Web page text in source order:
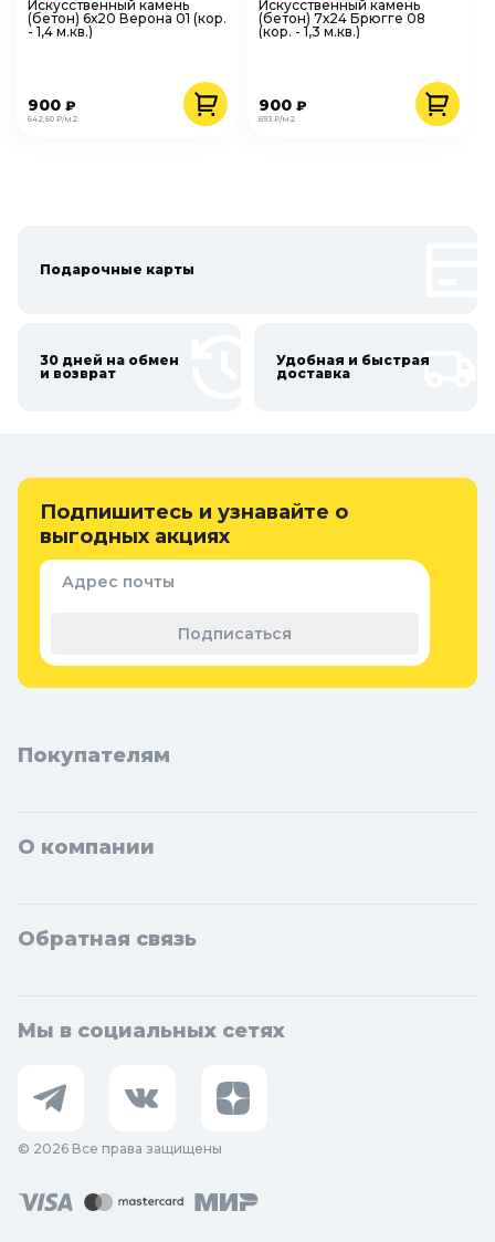
Искусственный камень
(бетон) 6х20 Верона 01 (кор.
- 1,4 м.кв.)
642,60 ₽/м2
900 ₽
Искусственный камень
(бетон) 7х24 Брюгге 08
(кор. - 1,3 м.кв.)
693 ₽/м2
900₽
Подарочные карты
30 дней на обмен
и возврат
Удобная и быстрая
доставка
Подпишитесь и узнавайте о
выгодных акциях
Адрес почты
Подписаться
Покупателям
О компании
Обратная связь
Мы в социальных сетях
© 2026 Все права защищены